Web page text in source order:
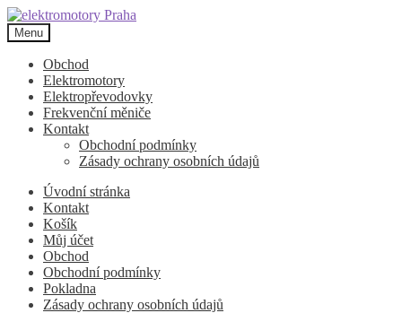
Přeskočit
na
navigaci
Přejít
k
obsahu
webu
Menu
Obchod
Elektromotory
Elektropřevodovky
Frekvenční měniče
Kontakt
Obchodní podmínky
Zásady ochrany osobních údajů
Úvodní stránka
Kontakt
Košík
Můj účet
Obchod
Obchodní podmínky
Pokladna
Zásady ochrany osobních údajů